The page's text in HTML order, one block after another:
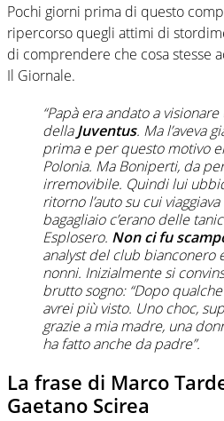
Pochi giorni prima di questo
ripercorso quegli attimi di
di comprendere che cosa stesse
Il Giornale.
“Papà era andato a
dellaJuventus. Ma l’aveva
prima e per questo motivo
Polonia. Ma Boniperti, da
irremovibile. Quindi lui
ritorno l’auto su cui
bagagliaio c’erano delle
Esplosero. Non ci fu
analyst del club bianconero
nonni. Inizialmente si
brutto sogno: “Dopo
avrei più visto. Uno choc,
grazie a mia madre, una
ha fatto anche da padre”.
La frase di Marco
Gaetano Scirea